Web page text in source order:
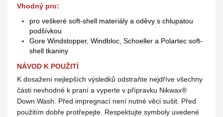
Vhodný pro:
pro veškeré soft-shell materiály a oděvy s chlupatou
podšívkou
Gore Windstopper, Windbloc, Schoeller a Polartec soft-
shell tkaniny
NÁVOD K POUŽITÍ
K dosažení nejlepších výsledků odstraňte nejdříve všechny
části nevhodné k praní a vyperte v přípravku Nikwax®
Down Wash. Před impregnací není nutné věci sušit. Před
použitím dobře protřepejte. Respektujte symboly uvedené